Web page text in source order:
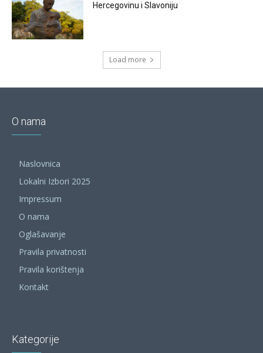
Hercegovinu i Slavoniju
Load more
O nama
Naslovnica
Lokalni Izbori 2025
Impressum
O nama
Oglašavanje
Pravila privatnosti
Pravila korištenja
Kontakt
Kategorije